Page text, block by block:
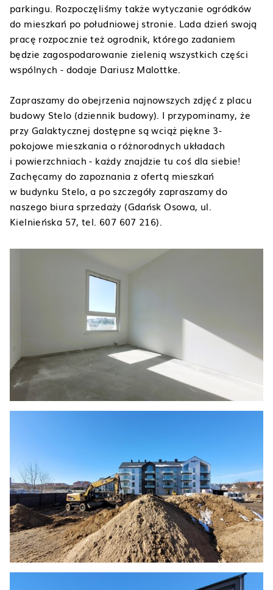
parkingu. Rozpoczęliśmy także wytyczanie ogródków
do mieszkań po południowej stronie. Lada dzień swoją
pracę rozpocznie też ogrodnik, którego zadaniem
będzie zagospodarowanie zielenią wszystkich części
wspólnych - dodaje Dariusz Malottke.
Zapraszamy do obejrzenia najnowszych zdjęć z placu
budowy Stelo (dziennik budowy). I przypominamy, że
przy Galaktycznej dostępne są wciąż piękne 3-
pokojowe mieszkania o różnorodnych układach
i powierzchniach - każdy znajdzie tu coś dla siebie!
Zachęcamy do zapoznania z ofertą mieszkań
w budynku Stelo, a po szczegóły zapraszamy do
naszego biura sprzedaży (Gdańsk Osowa, ul.
Kielnieńska 57, tel. 607 607 216).